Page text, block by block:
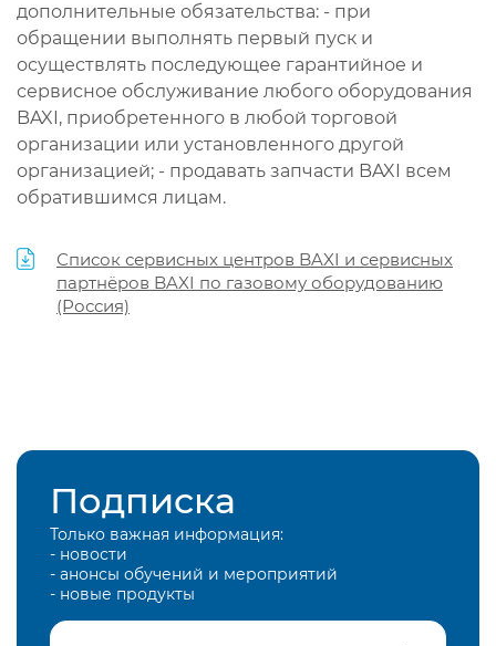
дополнительные обязательства: - при
обращении выполнять первый пуск и
осуществлять последующее гарантийное и
сервисное обслуживание любого оборудования
BAXI, приобретенного в любой торговой
организации или установленного другой
организацией; - продавать запчасти BAXI всем
обратившимся лицам.
Список сервисных центров BAXI и сервисных
партнёров BAXI по газовому оборудованию
(Россия)
Подписка
Только важная информация:
- новости
- анонсы обучений и мероприятий
- новые продукты